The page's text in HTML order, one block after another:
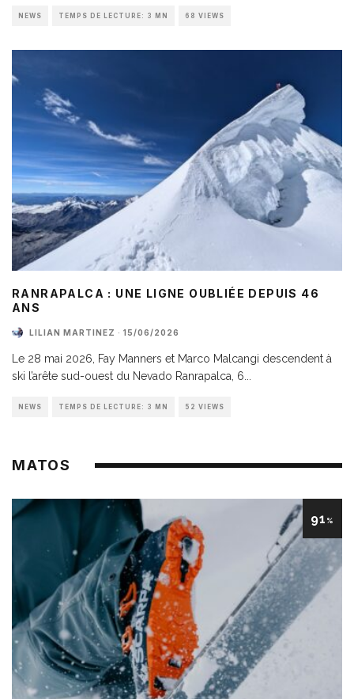
NEWS TEMPS DE LECTURE: 3 MN 68 VIEWS
RANRAPALCA : UNE LIGNE OUBLIÉE DEPUIS 46
ANS
LILIAN MARTINEZ · 15/06/2026
Le 28 mai 2026, Fay Manners et Marco Malcangi descendent à
ski l’arête sud-ouest du Nevado Ranrapalca, 6
NEWS TEMPS DE LECTURE: 3 MN 52 VIEWS
MATOS
91 %